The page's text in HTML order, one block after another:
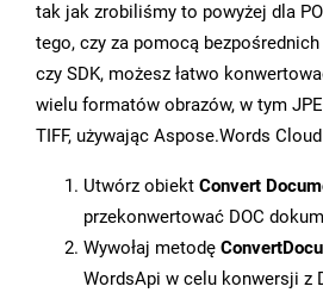
tak jak zrobiliśmy to powyżej dla
tego, czy za pomocą bezpośrednich
czy SDK, możesz łatwo
wielu formatów obrazów, w tym
TIFF, używając Aspose.Words
Utwórz obiekt Convert
przekonwertować DOC
Wywołaj metodę
WordsApi w celu konwersji z